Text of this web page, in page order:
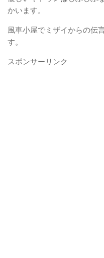
かいます。
風車小屋でミザイからの伝
す。
スポンサーリンク